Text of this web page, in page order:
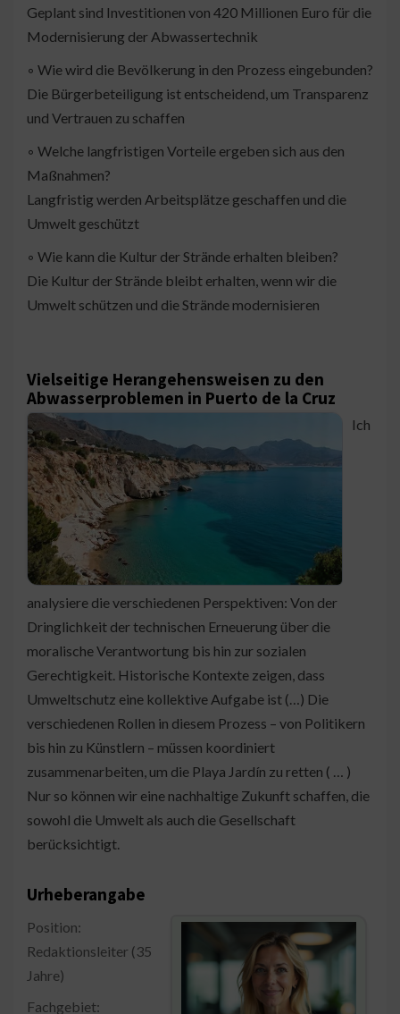
Geplant sind Investitionen von 420 Millionen Euro für die
Modernisierung der Abwassertechnik
◦ Wie wird die Bevölkerung in den Prozess eingebunden?
Die Bürgerbeteiligung ist entscheidend, um Transparenz
und Vertrauen zu schaffen
◦ Welche langfristigen Vorteile ergeben sich aus den
Maßnahmen?
Langfristig werden Arbeitsplätze geschaffen und die
Umwelt geschützt
◦ Wie kann die Kultur der Strände erhalten bleiben?
Die Kultur der Strände bleibt erhalten, wenn wir die
Umwelt schützen und die Strände modernisieren
Vielseitige Herangehensweisen zu den
Abwasserproblemen in Puerto de la Cruz
Ich
analysiere die verschiedenen Perspektiven: Von der
Dringlichkeit der technischen Erneuerung über die
moralische Verantwortung bis hin zur sozialen
Gerechtigkeit. Historische Kontexte zeigen, dass
Umweltschutz eine kollektive Aufgabe ist (…) Die
verschiedenen Rollen in diesem Prozess – von Politikern
bis hin zu Künstlern – müssen koordiniert
zusammenarbeiten, um die Playa Jardín zu retten ( … )
Nur so können wir eine nachhaltige Zukunft schaffen, die
sowohl die Umwelt als auch die Gesellschaft
berücksichtigt.
Urheberangabe
Position:
Redaktionsleiter (35
Jahre)
Fachgebiet: